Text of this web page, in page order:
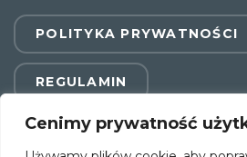
Cenimy prywatność
Copyright © 2022 Fundacja Rozwoju
POLITYKA PRYWATNOŚCI
REGULAMIN